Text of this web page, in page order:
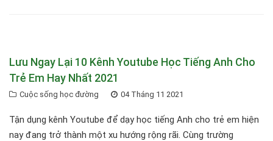
Lưu Ngay Lại 10 Kênh Youtube Học Tiếng Anh Cho
Trẻ Em Hay Nhất 2021
Cuộc sống học đường 04 Tháng 11 2021
Tận dụng kênh Youtube để dạy học tiếng Anh cho trẻ em hiện
nay đang trở thành một xu hướng rộng rãi. Cùng trường